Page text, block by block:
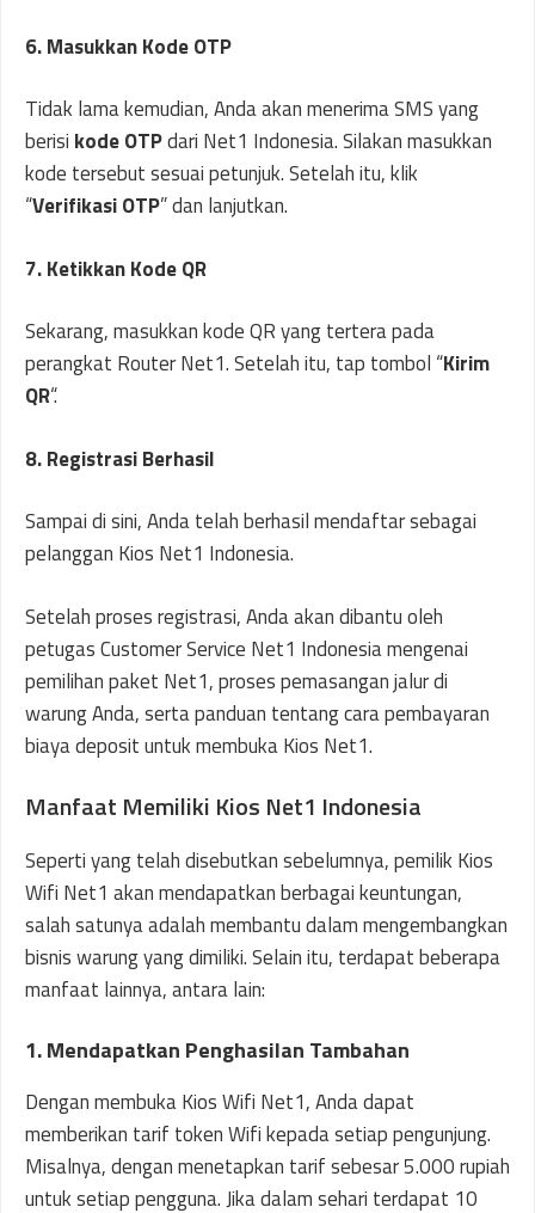
6. Masukkan Kode OTP
Tidak lama kemudian, Anda akan menerima SMS yang
berisi kode OTPdari Net1 Indonesia. Silakan masukkan
kode tersebut sesuai petunjuk. Setelah itu, klik
“Verifikasi OTP” dan lanjutkan.
7. Ketikkan Kode QR
Sekarang, masukkan kode QR yang tertera pada
perangkat Router Net1. Setelah itu, tap tombol “Kirim
QR“.
8. Registrasi Berhasil
Sampai di sini, Anda telah berhasil mendaftar sebagai
pelanggan Kios Net1 Indonesia.
Setelah proses registrasi, Anda akan dibantu oleh
petugas Customer Service Net1 Indonesia mengenai
pemilihan paket Net1, proses pemasangan jalur di
warung Anda, serta panduan tentang cara pembayaran
biaya deposit untuk membuka Kios Net1.
Manfaat Memiliki Kios Net1 Indonesia
Seperti yang telah disebutkan sebelumnya, pemilik Kios
Wifi Net1 akan mendapatkan berbagai keuntungan,
salah satunya adalah membantu dalam mengembangkan
bisnis warung yang dimiliki. Selain itu, terdapat beberapa
manfaat lainnya, antara lain:
1. Mendapatkan Penghasilan Tambahan
Dengan membuka Kios Wifi Net1, Anda dapat
memberikan tarif token Wifi kepada setiap pengunjung.
Misalnya, dengan menetapkan tarif sebesar 5.000 rupiah
untuk setiap pengguna. Jika dalam sehari terdapat 10